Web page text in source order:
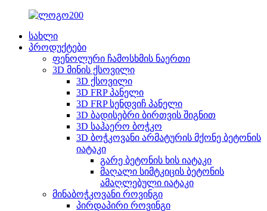
სახლი
პროდუქტები
ფენოლური ჩამოსხმის ნაერთი
3D მინის ქსოვილი
3D ქსოვილი
3D FRP პანელი
3D FRP სენდვიჩ პანელი
3D ბადისებრი ბირთვის შიგნით
3D საჰაერო ბოჭკო
3D ბოჭკოვანი არმატურის მქონე ბეტონის
იატაკი
გარე ბეტონის ხის იატაკი
მაღალი სიმტკიცის ბეტონის
ამაღლებული იატაკი
მინაბოჭკოვანი როვინგი
პირდაპირი როვინგი